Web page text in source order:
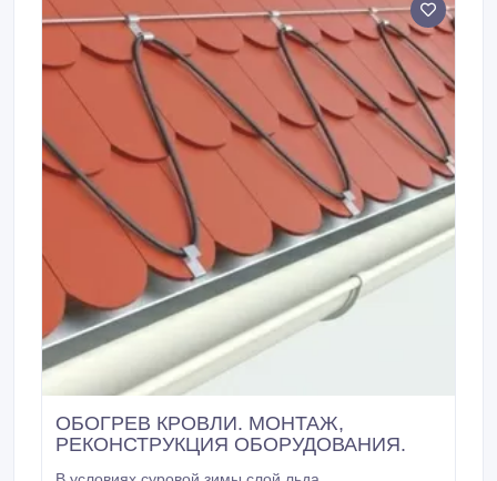
ОБОГРЕВ КРОВЛИ. МОНТАЖ,
РЕКОНСТРУКЦИЯ ОБОРУДОВАНИЯ.